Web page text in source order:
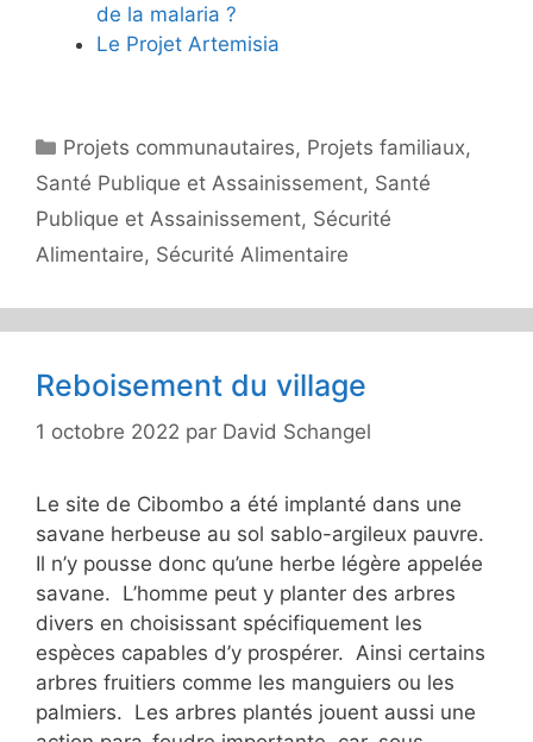
de la malaria ?
Le Projet Artemisia
Catégories
Projets communautaires, Projets familiaux,
Santé Publique et Assainissement, Santé
Publique et Assainissement, Sécurité
Alimentaire, Sécurité Alimentaire
Reboisement du village
1 octobre 2022 par David Schangel
Le site de Cibombo a été implanté dans une
savane herbeuse au sol sablo-argileux pauvre.
Il n’y pousse donc qu’une herbe légère appelée
savane. L’homme peut y planter des arbres
divers en choisissant spécifiquement les
espèces capables d’y prospérer. Ainsi certains
arbres fruitiers comme les manguiers ou les
palmiers. Les arbres plantés jouent aussi une